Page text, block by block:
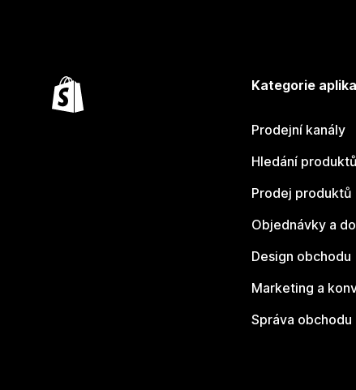
Kategorie
Prodejní kanály
Hledání produktů
Prodej produktů
Objednávky a
Design obchodu
Marketing a
Správa obchodu